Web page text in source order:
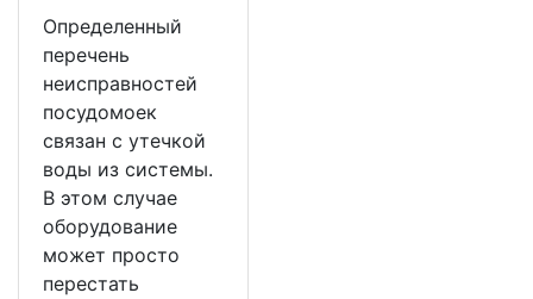
Определенный
перечень
неисправностей
посудомоек
связан с утечкой
воды из системы.
В этом случае
оборудование
может просто
перестать